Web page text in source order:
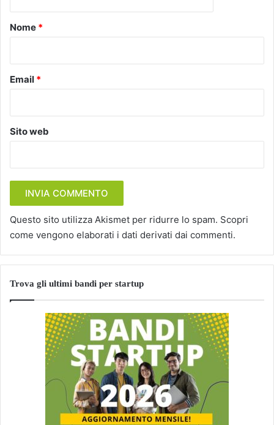
o
Nome *
Email *
Sito web
Questo sito utilizza Akismet per ridurre lo spam. Scopri
come vengono elaborati i dati derivati dai commenti.
Trova gli ultimi bandi per startup